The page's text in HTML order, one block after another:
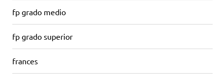
fp grado medio
fp grado superior
frances